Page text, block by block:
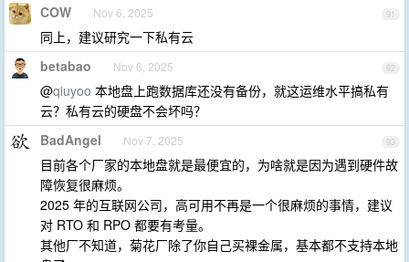
91
COW Nov 6, 2025
同上，建议研究一下私有云
92
betabao Nov 6, 2025
@qiuyoo 本地盘上跑数据库还没有备份，就这运维水平搞私有
云？私有云的硬盘不会坏吗？
93
BadAngel Nov 7, 2025
目前各个厂家的本地盘就是最便宜的，为啥就是因为遇到硬件故
障恢复很麻烦。
2025 年的互联网公司，高可用不再是一个很麻烦的事情，建议
对 RTO 和 RPO 都要有考量。
其他厂不知道，菊花厂除了你自己买裸金属，基本都不支持本地